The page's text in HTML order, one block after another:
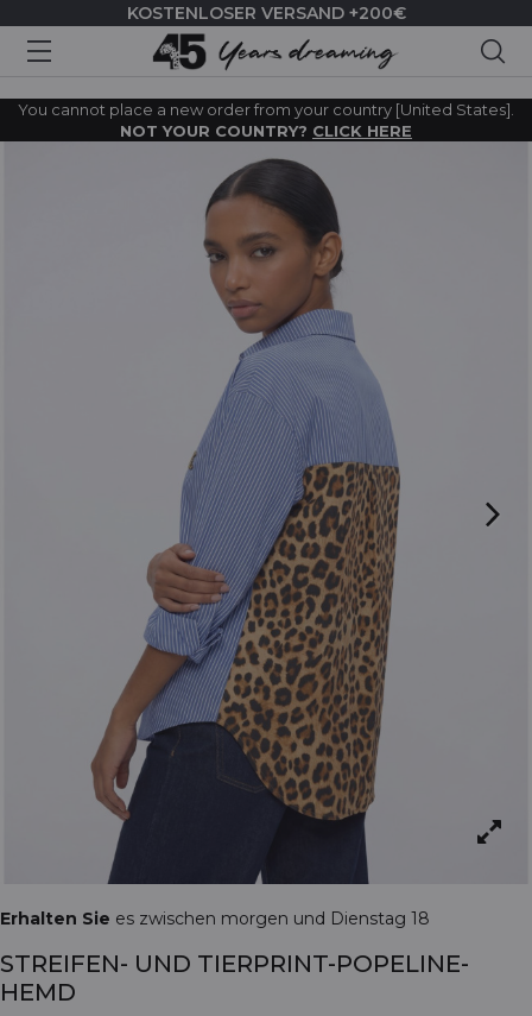
KOSTENLOSER VERSAND +200€
You cannot place a new order from your country [United States].
NOT YOUR COUNTRY? CLICK HERE
Erhalten Sie es zwischen morgen und Dienstag 18
STREIFEN- UND TIERPRINT-POPELINE-
HEMD